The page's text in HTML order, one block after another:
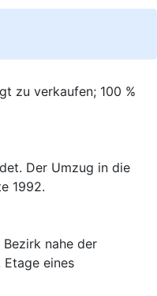
zu verkaufen; 100 %
Der Umzug in die
1992.
nahe der
eines